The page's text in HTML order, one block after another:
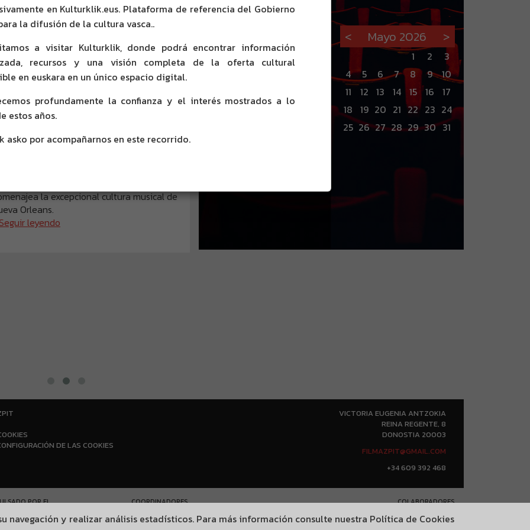
NOLA?,
INCORPORACIÓN AL
la excepcional cultura musical de
SHADOWS) SE INCORPORAN AL
CATÁLOGO DE FILMAZPIT
películas directamente de la tierra. Por un lado, el
< Mayo 2026 >
1 2
3
4
5 6 7 8 9
10
11
12 13 14 15 16
17
18 19 20 21 22 23 24
25 26 27 28 29 30 31
en Kulturklik.eus. Plataforma de referencia del Gobierno
la difusión de la cultura vasca..
a visitar Kulturklik, donde podrá encontrar información
recursos y una visión completa de la oferta cultural
en euskara en un único espacio digital.
profundamente la confianza y el interés mostrados a lo
estos años.
asko por acompañarnos en este recorrido.
DE LAS COOKIES
VICTORIA EUGENIA ANTZOKIA
REINA REGENTE, 8
DONOSTIA 20003
FILMAZPIT@GMAIL.COM
+34 609 392 468
POR EL
COORDINADORES COLABORADORES
navegación y realizar análisis estadísticos. Para más información consulte nuestra Política de Cookies